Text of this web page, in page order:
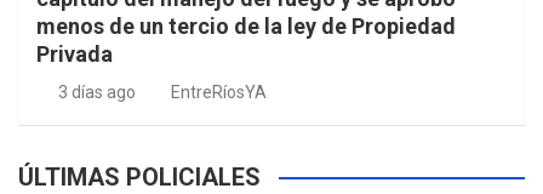
menos de un tercio de la ley de Propiedad
Privada
3 días ago EntreRíosYA
ÚLTIMAS POLICIALES